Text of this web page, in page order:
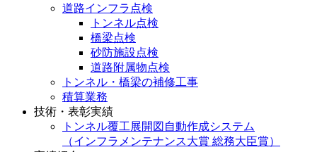
道路インフラ点検
トンネル点検
橋梁点検
砂防施設点検
道路附属物点検
トンネル・橋梁の補修工事
積算業務
技術・表彰実績
トンネル覆工展開図自動作成システム
（インフラメンテナンス大賞 総務大臣賞）